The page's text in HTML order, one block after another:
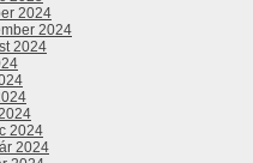
2024
2024
2024
2024
2024